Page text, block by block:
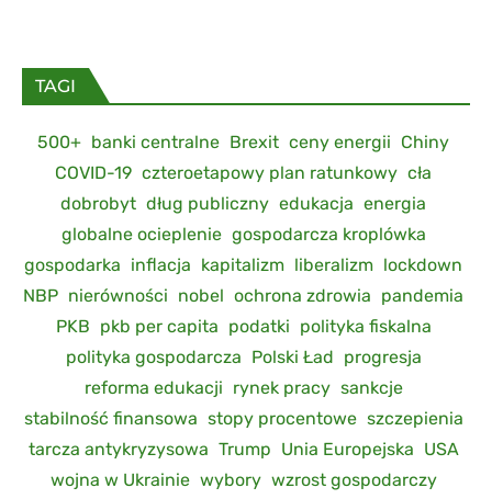
TAGI
500+ banki centralne Brexit ceny energii Chiny
COVID-19 czteroetapowy plan ratunkowy cła
dobrobyt dług publiczny edukacja energia
globalne ocieplenie gospodarcza kroplówka
gospodarka inflacja kapitalizm liberalizm lockdown
NBP nierówności nobel ochrona zdrowia pandemia
PKB pkb per capita podatki polityka fiskalna
polityka gospodarcza Polski Ład progresja
reforma edukacji rynek pracy sankcje
stabilność finansowa stopy procentowe szczepienia
tarcza antykryzysowa Trump Unia Europejska USA
wojna w Ukrainie wybory wzrost gospodarczy